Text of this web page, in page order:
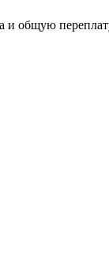
и общую